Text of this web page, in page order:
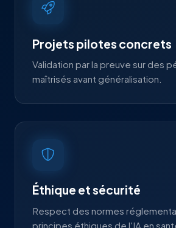
Projets pilotes concrets
Validation par la preuve sur des
maîtrisés avant généralisation.
Éthique et sécurité
Respect des normes
principes éthiques de l'IA en